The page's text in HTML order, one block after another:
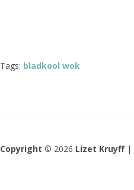
Tags: bladkool wok
Copyright © 2026 Lizet Kruyff|